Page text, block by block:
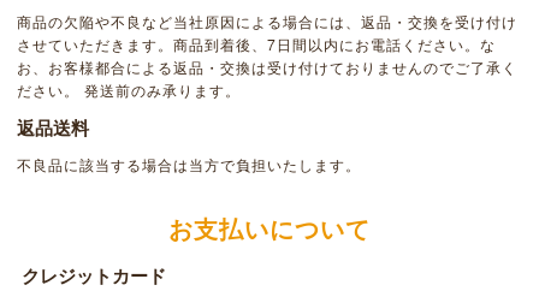
商品の欠陥や不良など当社原因による場合には、返品・交換を受け付け
させていただきます。商品到着後、7日間以内にお電話ください。な
お、お客様都合による返品・交換は受け付けておりませんのでご了承く
ださい。 発送前のみ承ります。
返品送料
不良品に該当する場合は当方で負担いたします。
お支払いについて
クレジットカード